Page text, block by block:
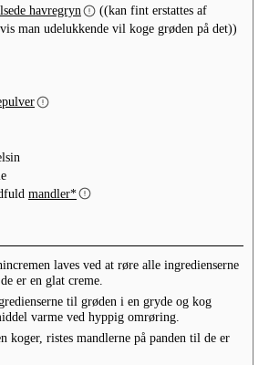
havregryn
((kan fint erstattes af
man udelukkende vil koge grøden på det))
mandler*
laves ved at røre alle ingredienserne
er en glat creme.
til grøden i en gryde og kog
varme ved hyppig omrøring.
koger, ristes mandlerne på panden til de er